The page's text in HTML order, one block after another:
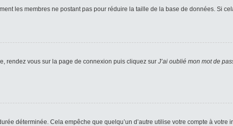
les membres ne postant pas pour réduire la taille de la base de données. Si
rendez vous sur la page de connexion puis cliquez sur J’ai oublié mon mot de
déterminée. Cela empêche que quelqu’un d’autre utilise votre compte à votre